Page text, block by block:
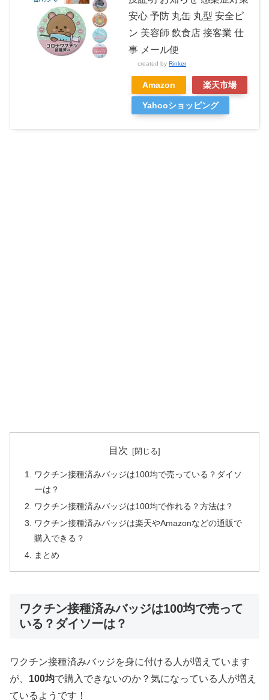
安心 予防 丸缶 丸型 安全ピ
ン 美容師 飲食店 接客業 仕
事 メール便
created by Rinker
Amazon 楽天市場
Yahooショッピング
目次
ワクチン接種済みバッジは100均で売っている？ダイソ
ーは？
ワクチン接種済みバッジは100均で作れる？方法は？
ワクチン接種済みバッジは楽天やAmazonなどの通販で
購入できる？
まとめ
ワクチン接種済みバッジは100均で売って
いる？ダイソーは？
ワクチン接種済みバッジを身に付ける人が増えています
が、 100均で購入できないのか？気になっている人が増え
ているようです！